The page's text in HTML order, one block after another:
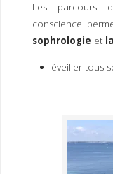
Les parcours
conscience
sophrologie et